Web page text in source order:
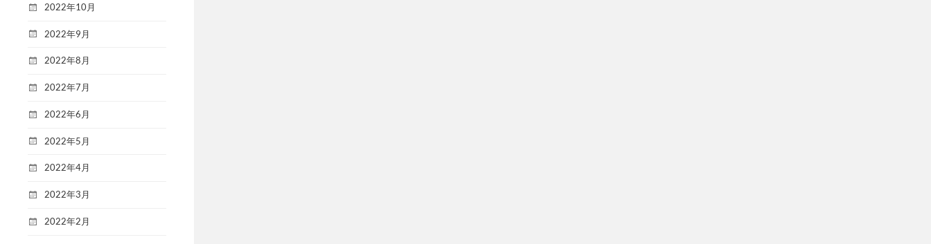
2022年10月
2022年9月
2022年8月
2022年7月
2022年6月
2022年5月
2022年4月
2022年3月
2022年2月